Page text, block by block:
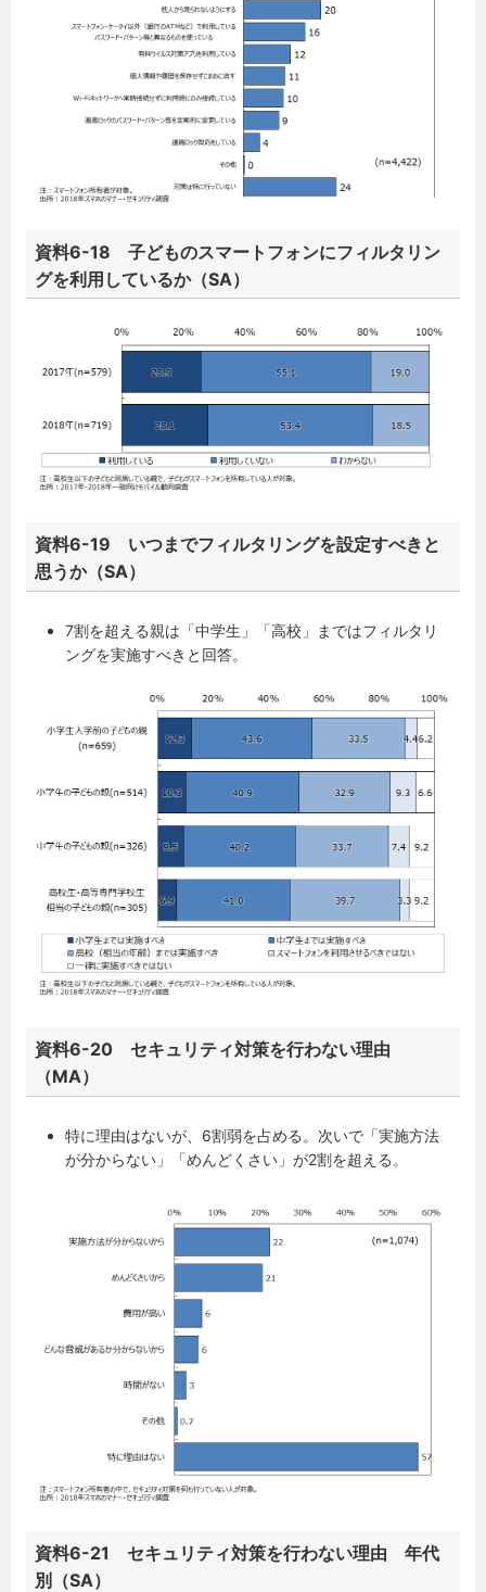
資料6-18 子どものスマートフォンにフィルタリン
グを利用しているか（SA）
資料6-19 いつまでフィルタリングを設定すべきと
思うか（SA）
7割を超える親は「中学生」「高校」まではフィルタリ
ングを実施すべきと回答。
資料6-20 セキュリティ対策を行わない理由
（MA）
特に理由はないが、6割弱を占める。次いで「実施方法
が分からない」「めんどくさい」が2割を超える。
資料6-21 セキュリティ対策を行わない理由 年代
別（SA）